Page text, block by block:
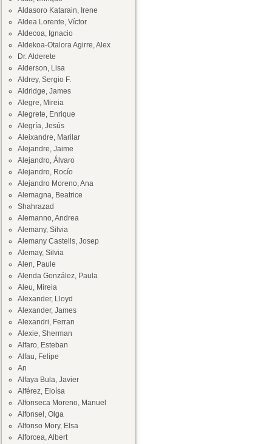
Aldasoro Katarain, Irene
Aldea Lorente, Víctor
Aldecoa, Ignacio
Aldekoa-Otalora Agirre, Alex
Dr. Alderete
Alderson, Lisa
Aldrey, Sergio F.
Aldridge, James
Alegre, Mireia
Alegrete, Enrique
Alegría, Jesús
Aleixandre, Marilar
Alejandre, Jaime
Alejandro, Álvaro
Alejandro, Rocío
Alejandro Moreno, Ana
Alemagna, Beatrice
Shahrazad
Alemanno, Andrea
Alemany, Silvia
Alemany Castells, Josep
Alemay, Silvia
Alen, Paule
Alenda González, Paula
Aleu, Mireia
Alexander, Lloyd
Alexander, James
Alexandri, Ferran
Alexie, Sherman
Alfaro, Esteban
Alfau, Felipe
An
Alfaya Bula, Javier
Alférez, Eloísa
Alfonseca Moreno, Manuel
Alfonsel, Olga
Alfonso Mory, Elsa
Alforcea, Albert